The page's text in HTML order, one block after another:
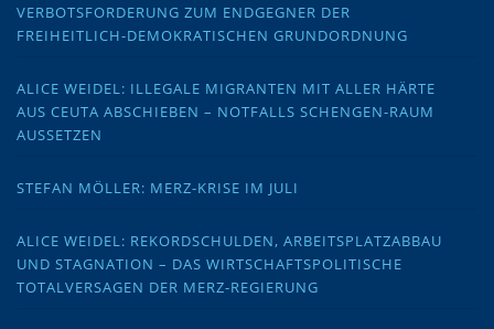
VERBOTSFORDERUNG ZUM ENDGEGNER DER
FREIHEITLICH-DEMOKRATISCHEN GRUNDORDNUNG
ALICE WEIDEL: ILLEGALE MIGRANTEN MIT ALLER HÄRTE
AUS CEUTA ABSCHIEBEN – NOTFALLS SCHENGEN-RAUM
AUSSETZEN
STEFAN MÖLLER: MERZ-KRISE IM JULI
ALICE WEIDEL: REKORDSCHULDEN, ARBEITSPLATZABBAU
UND STAGNATION – DAS WIRTSCHAFTSPOLITISCHE
TOTALVERSAGEN DER MERZ-REGIERUNG